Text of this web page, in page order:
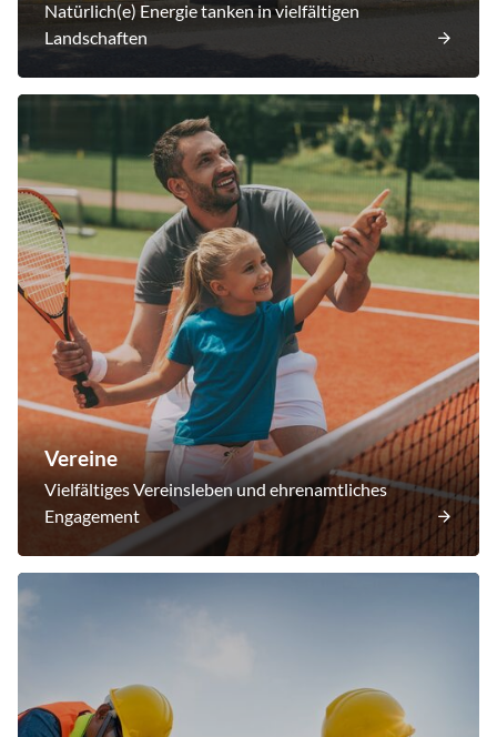
Natürlich(e) Energie tanken in vielfältigen
Landschaften
Vereine
Vielfältiges Vereinsleben und ehrenamtliches
Engagement